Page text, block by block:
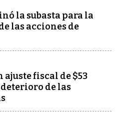
la subasta para la
las acciones de
fiscal de $53
de las